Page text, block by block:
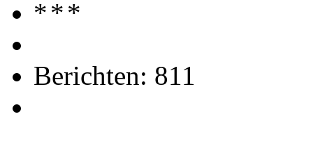
Berichten: 811